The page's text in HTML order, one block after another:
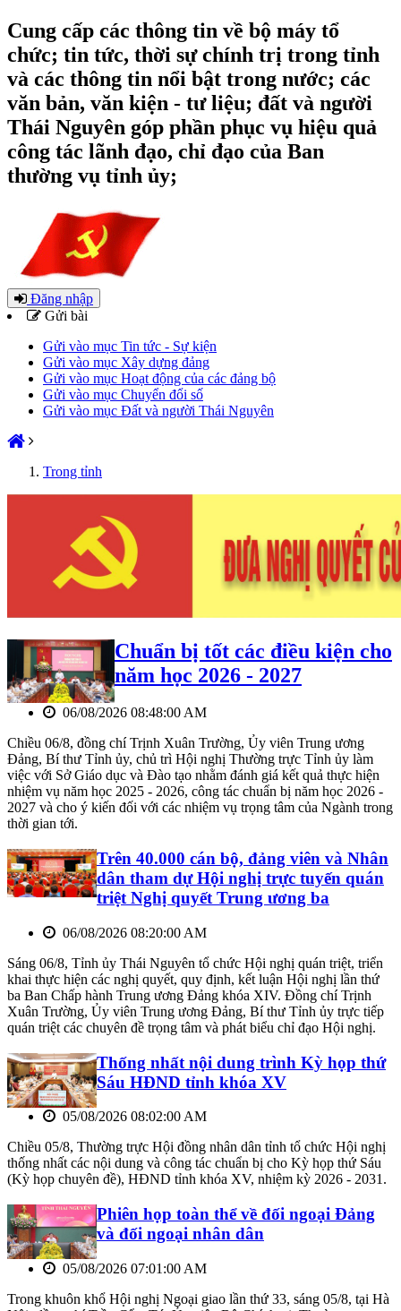
Cung cấp các thông tin về bộ máy tổ
chức; tin tức, thời sự chính trị trong tỉnh
và các thông tin nổi bật trong nước; các
văn bản, văn kiện - tư liệu; đất và người
Thái Nguyên góp phần phục vụ hiệu quả
công tác lãnh đạo, chỉ đạo của Ban
thường vụ tỉnh ủy;
Đăng nhập
Gửi bài
Gửi vào mục Tin tức - Sự kiện
Gửi vào mục Xây dựng đảng
Gửi vào mục Hoạt động của các đảng bộ
Gửi vào mục Chuyển đổi số
Gửi vào mục Đất và người Thái Nguyên
Trong tỉnh
Chuẩn bị tốt các điều kiện cho
năm học 2026 - 2027
06/08/2026 08:48:00 AM
Chiều 06/8, đồng chí Trịnh Xuân Trường, Ủy viên Trung ương
Đảng, Bí thư Tỉnh ủy, chủ trì Hội nghị Thường trực Tỉnh ủy làm
việc với Sở Giáo dục và Đào tạo nhằm đánh giá kết quả thực hiện
nhiệm vụ năm học 2025 - 2026, công tác chuẩn bị năm học 2026 -
2027 và cho ý kiến đối với các nhiệm vụ trọng tâm của Ngành trong
thời gian tới.
Trên 40.000 cán bộ, đảng viên và Nhân
dân tham dự Hội nghị trực tuyến quán
triệt Nghị quyết Trung ương ba
06/08/2026 08:20:00 AM
Sáng 06/8, Tỉnh ủy Thái Nguyên tổ chức Hội nghị quán triệt, triển
khai thực hiện các nghị quyết, quy định, kết luận Hội nghị lần thứ
ba Ban Chấp hành Trung ương Đảng khóa XIV. Đồng chí Trịnh
Xuân Trường, Ủy viên Trung ương Đảng, Bí thư Tỉnh ủy trực tiếp
quán triệt các chuyên đề trọng tâm và phát biểu chỉ đạo Hội nghị.
Thống nhất nội dung trình Kỳ họp thứ
Sáu HĐND tỉnh khóa XV
05/08/2026 08:02:00 AM
Chiều 05/8, Thường trực Hội đồng nhân dân tỉnh tổ chức Hội nghị
thống nhất các nội dung và công tác chuẩn bị cho Kỳ họp thứ Sáu
(Kỳ họp chuyên đề), HĐND tỉnh khóa XV, nhiệm kỳ 2026 - 2031.
Phiên họp toàn thể về đối ngoại Đảng
và đối ngoại nhân dân
05/08/2026 07:01:00 AM
Trong khuôn khổ Hội nghị Ngoại giao lần thứ 33, sáng 05/8, tại Hà